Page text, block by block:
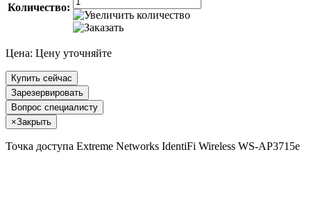
Количество:
Цена: Цену уточняйте
Купить сейчас
Зарезервировать
Вопрос специалисту
×Закрыть
Точка доступа Extreme Networks IdentiFi Wireless WS-AP3715e